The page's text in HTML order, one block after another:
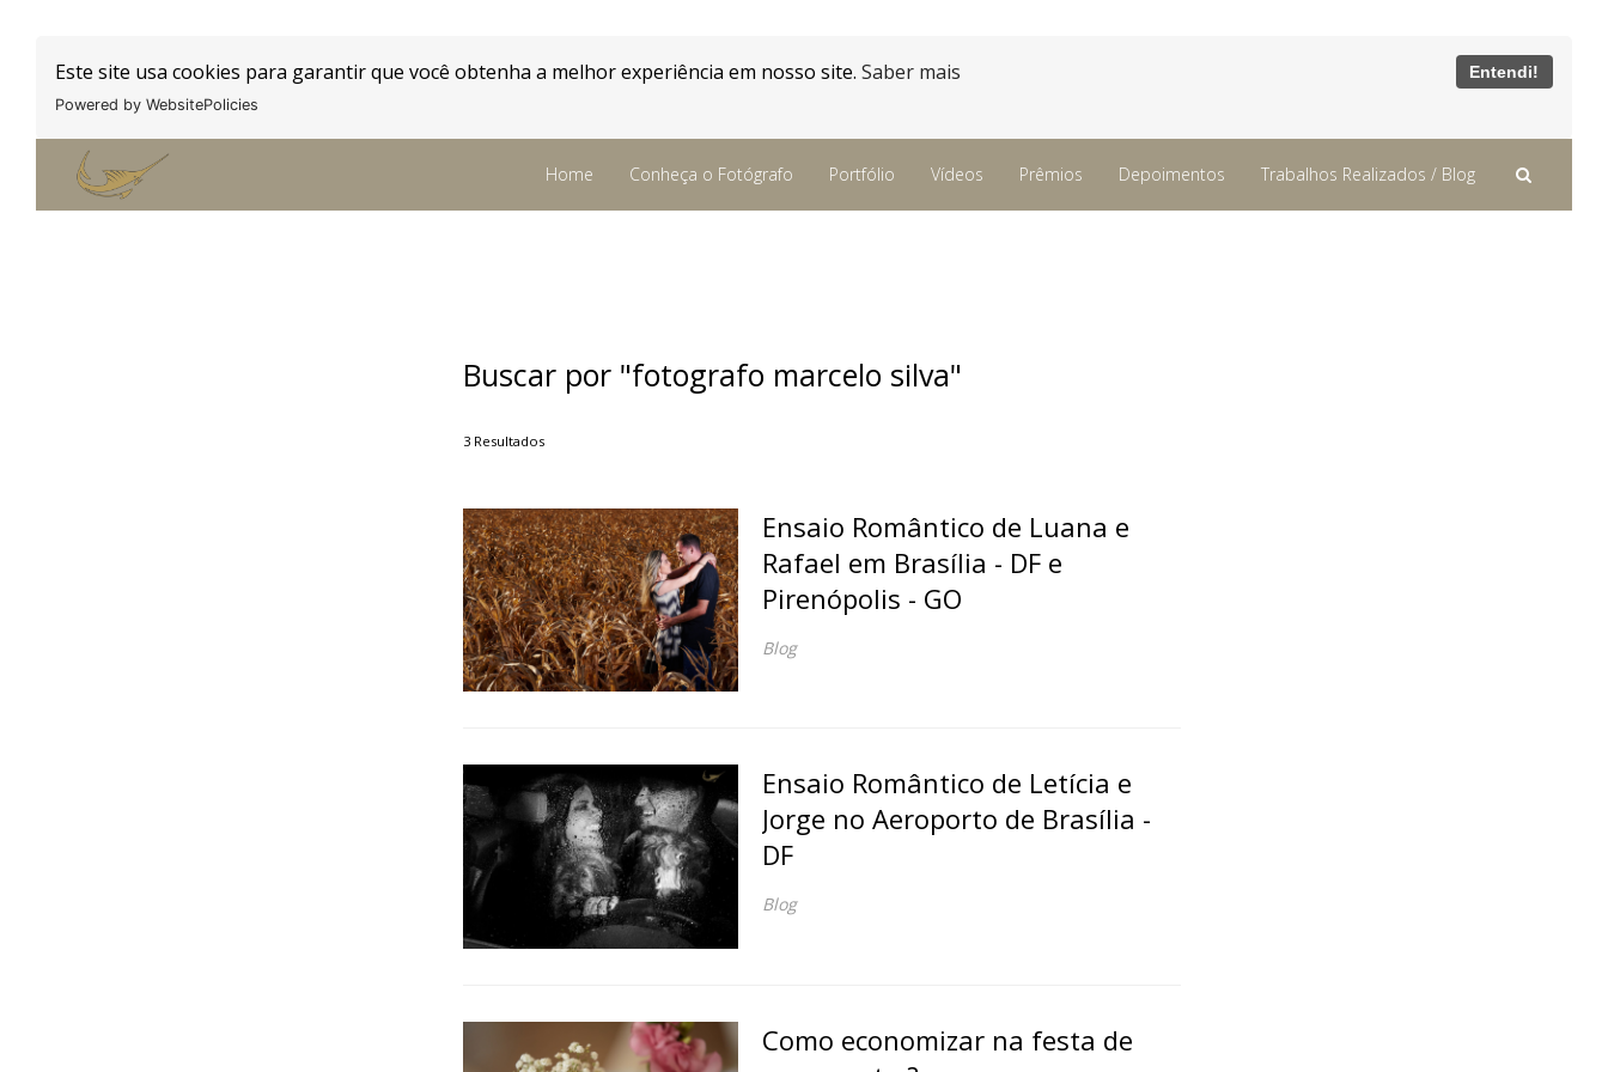
Este site usa cookies para garantir que você obtenha a melhor experiência em nosso site. Saber mais Entendi!
Powered by WebsitePolicies
Home Conheça o Fotógrafo Portfólio Vídeos Prêmios Depoimentos Trabalhos Realizados / Blog
Buscar por "fotografo marcelo silva"
3 Resultados
Ensaio Romântico de Luana e
Rafael em Brasília - DF e
Pirenópolis - GO
Blog
Ensaio Romântico de Letícia e
Jorge no Aeroporto de Brasília -
DF
Blog
Como economizar na festa de